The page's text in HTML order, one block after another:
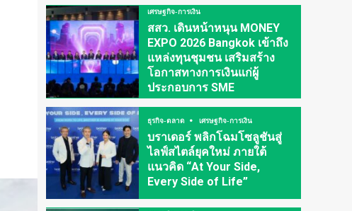
เศรษฐกิจ-การเงิน
สสว. เดินหน้าหนุน MONEY
EXPO 2026 Bangkok เข้าถึง
แหล่งทุนชุมชน เสริมสร้าง
โอกาสทางการเงินแก่ผู้
ประกอบการ SME
ธุรกิจ-ตลาด เศรษฐกิจ-การเงิน
บราเดอร์ พลิกโฉมโซลูชันสู่
ไลฟ์สไตล์ยุคใหม่ ภายใต้
แนวคิด “At Your Side,
Every Side of Life”